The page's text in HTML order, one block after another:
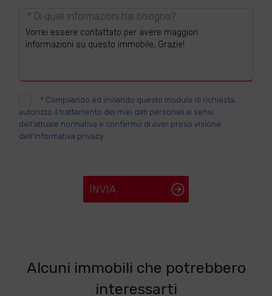
* Di quali informazioni hai bisogno?
* Compilando ed inviando questo modulo di richiesta,
autorizzo il trattamento dei miei dati personali ai sensi
dell'attuale normativa e confermo di aver preso visione
dell'informativa privacy.
INVIA
Alcuni immobili che potrebbero
interessarti